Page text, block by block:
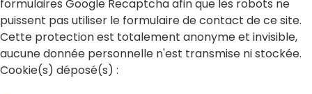
formulaires Google Recaptcha afin que les robots ne
puissent pas utiliser le formulaire de contact de ce site.
Cette protection est totalement anonyme et invisible,
aucune donnée personnelle n'est transmise ni stockée.
Cookie(s) déposé(s) :